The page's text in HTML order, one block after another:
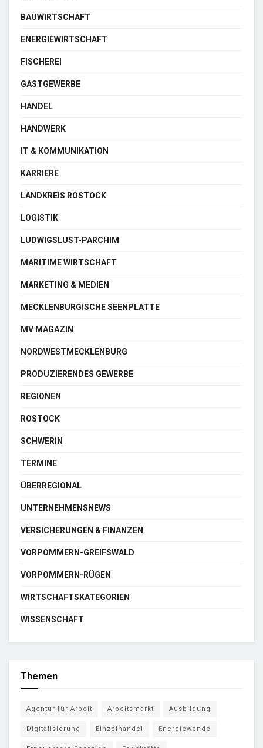
BAUWIRTSCHAFT
ENERGIEWIRTSCHAFT
FISCHEREI
GASTGEWERBE
HANDEL
HANDWERK
IT & KOMMUNIKATION
KARRIERE
LANDKREIS ROSTOCK
LOGISTIK
LUDWIGSLUST-PARCHIM
MARITIME WIRTSCHAFT
MARKETING & MEDIEN
MECKLENBURGISCHE SEENPLATTE
MV MAGAZIN
NORDWESTMECKLENBURG
PRODUZIERENDES GEWERBE
REGIONEN
ROSTOCK
SCHWERIN
TERMINE
ÜBERREGIONAL
UNTERNEHMENSNEWS
VERSICHERUNGEN & FINANZEN
VORPOMMERN-GREIFSWALD
VORPOMMERN-RÜGEN
WIRTSCHAFTSKATEGORIEN
WISSENSCHAFT
Themen
Agentur für Arbeit Arbeitsmarkt Ausbildung
Digitalisierung Einzelhandel Energiewende